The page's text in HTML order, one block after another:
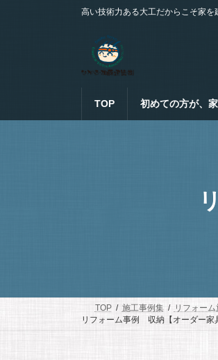
ッ
移
高い技術力ある大工だからこそ家
TOP 初めての方が、
TOP 施工事例集 リフォー
リフォーム事例 収納【オーダー家